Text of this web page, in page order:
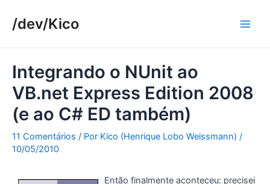
para/dev/Kico
Integrando o NUnit ao
VB.net Express Edition 2008
(e ao C# ED também)
11 Comentários / Por Kico (Henrique Lobo Weissmann) /
10/05/2010
Então finalmente aconteceu: precisei